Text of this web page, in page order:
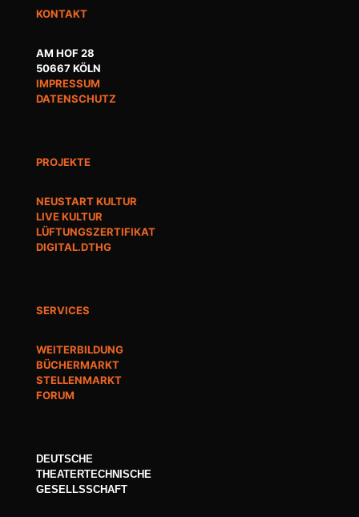
KONTAKT
AM HOF 28
50667 KÖLN
IMPRESSUM
DATENSCHUTZ
PROJEKTE
NEUSTART KULTUR
LIVE KULTUR
LÜFTUNGSZERTIFIKAT
DIGITAL.DTHG
SERVICES
WEITERBILDUNG
BÜCHERMARKT
STELLENMARKT
FORUM
DEUTSCHE
THEATERTECHNISCHE
GESELLSSCHAFT